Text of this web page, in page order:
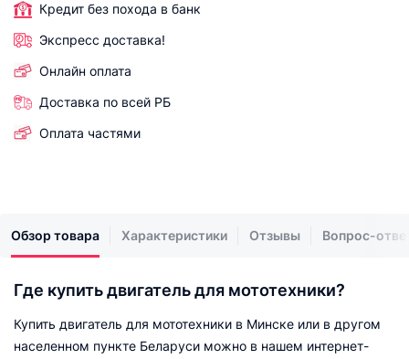
Кредит без похода в банк
Экспресс доставка!
Онлайн оплата
Доставка по всей РБ
Оплата частями
Обзор товара Характеристики Отзывы Вопрос-
Где купить двигатель для мототехники?
Купить двигатель для мототехники в Минске или в другом
населенном пункте Беларуси можно в нашем интернет-